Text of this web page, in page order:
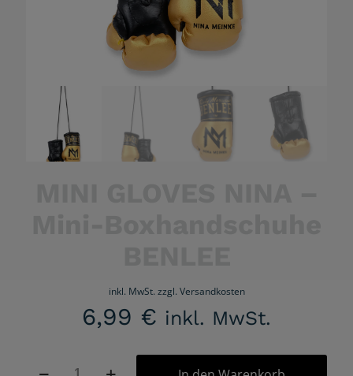
inkl. MwSt. zzgl. Versandkosten
6,99 € inkl. MwSt.